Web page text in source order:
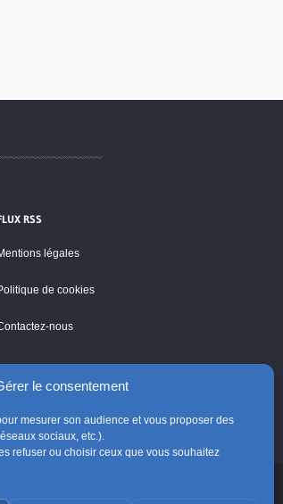
le consentement
mesurer son audience et vous proposer des
sociaux, etc.).
refuser ou choisir ceux que vous souhaitez
RSS
légales
de cookies
nous